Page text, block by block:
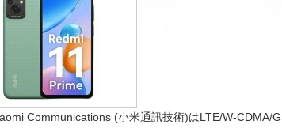
Communications (小米通訊技術)はLTE/W-CDMA/